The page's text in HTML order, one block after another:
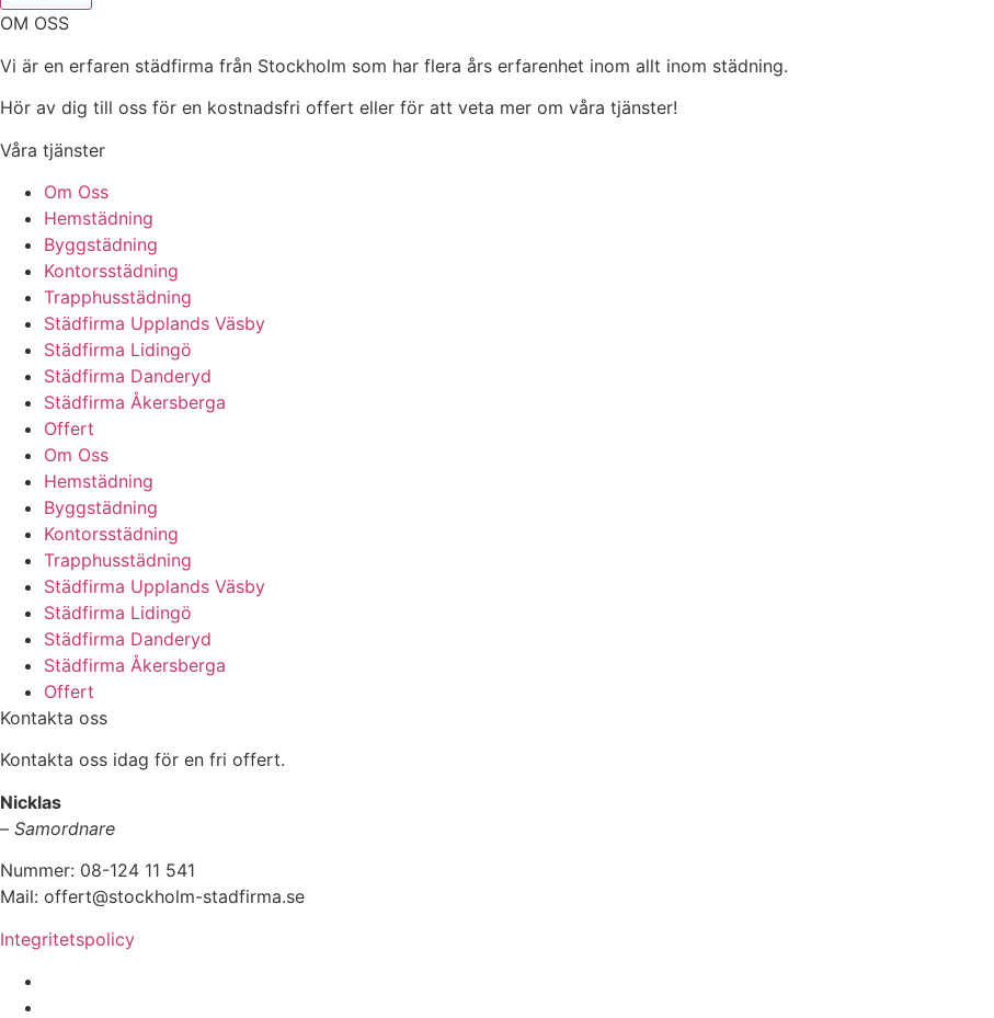
OM OSS
Vi är en erfaren städfirma från Stockholm som har flera års erfarenhet inom allt inom städning.
Hör av dig till oss för en kostnadsfri offert eller för att veta mer om våra tjänster!
Våra tjänster
Om Oss
Hemstädning
Byggstädning
Kontorsstädning
Trapphusstädning
Städfirma Upplands Väsby
Städfirma Lidingö
Städfirma Danderyd
Städfirma Åkersberga
Offert
Om Oss
Hemstädning
Byggstädning
Kontorsstädning
Trapphusstädning
Städfirma Upplands Väsby
Städfirma Lidingö
Städfirma Danderyd
Städfirma Åkersberga
Offert
Kontakta oss
Kontakta oss idag för en fri offert.
Nicklas
– Samordnare
Nummer: 08-124 11 541
Mail: offert@stockholm-stadfirma.se
Integritetspolicy